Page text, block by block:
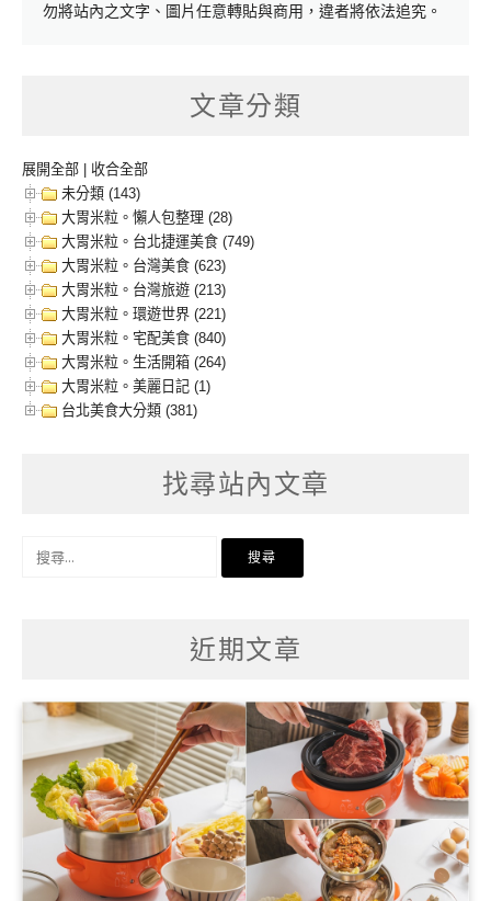
勿將站內之文字、圖片任意轉貼與商用，違者將依法追究。
文章分類
展開全部
收合全部
未分類 (143)
大胃米粒。懶人包整理 (28)
大胃米粒。台北捷運美食 (749)
大胃米粒。台灣美食 (623)
大胃米粒。台灣旅遊 (213)
大胃米粒。環遊世界 (221)
大胃米粒。宅配美食 (840)
大胃米粒。生活開箱 (264)
大胃米粒。美麗日記 (1)
台北美食大分類 (381)
找尋站內文章
近期文章